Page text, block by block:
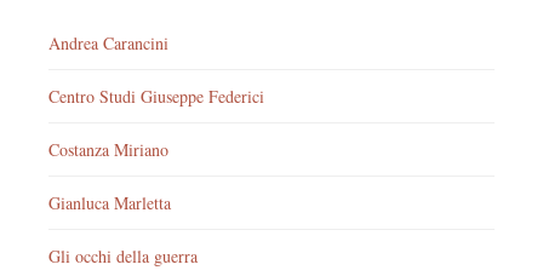
Andrea Carancini
Centro Studi Giuseppe Federici
Costanza Miriano
Gianluca Marletta
Gli occhi della guerra